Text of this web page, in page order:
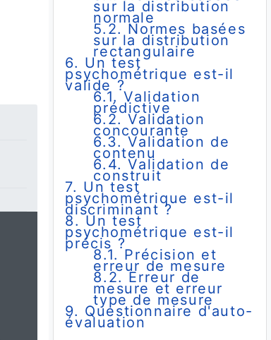
sur la distribution
normale
5.2. Normes basées
sur la distribution
rectangulaire
6. Un test
psychométrique est-il
valide ?
6.1. Validation
prédictive
6.2. Validation
concourante
6.3. Validation de
contenu
6.4. Validation de
construit
7. Un test
psychométrique est-il
discriminant ?
8. Un test
psychométrique est-il
précis ?
8.1. Précision et
erreur de mesure
8.2. Erreur de
mesure et erreur
type de mesure
9. Questionnaire d'auto-
évaluation